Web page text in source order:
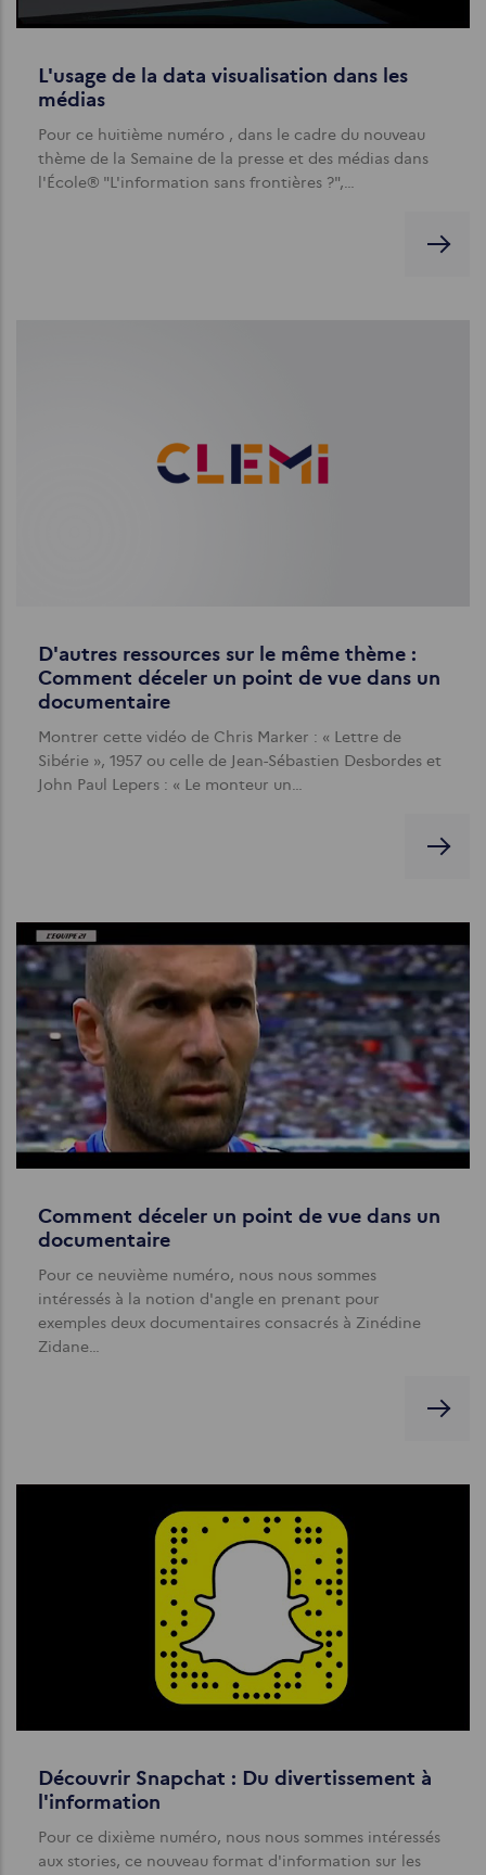
L'usage de la data visualisation dans les
médias
Pour ce huitième numéro , dans le cadre du nouveau
thème de la Semaine de la presse et des médias dans
l'École® "L'information sans frontières ?",…
D'autres ressources sur le même thème :
Comment déceler un point de vue dans un
documentaire
Montrer cette vidéo de Chris Marker : « Lettre de
Sibérie », 1957 ou celle de Jean-Sébastien Desbordes et
John Paul Lepers : « Le monteur un…
Comment déceler un point de vue dans un
documentaire
Pour ce neuvième numéro, nous nous sommes
intéressés à la notion d'angle en prenant pour
exemples deux documentaires consacrés à Zinédine
Zidane…
Découvrir Snapchat : Du divertissement à
l'information
Pour ce dixième numéro, nous nous sommes intéressés
aux stories, ce nouveau format d'information sur les